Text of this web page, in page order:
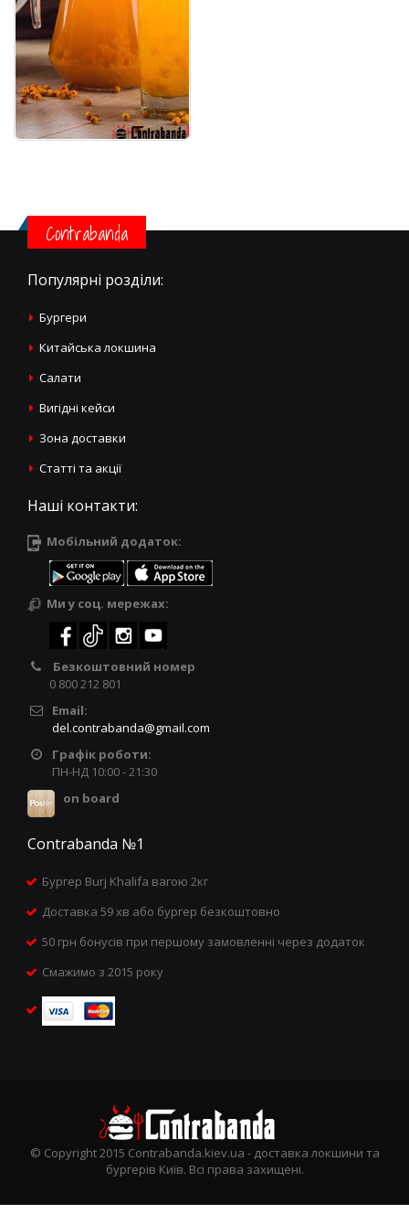
Contrabanda
Популярні розділи:
Бургери
Китайська локшина
Салати
Вигідні кейси
Зона доставки
Статті та акції
Наші контакти:
Мобільний додаток:
Ми у соц. мережах:
Безкоштовний номер
0 800 212 801
Email:
del.contrabanda@gmail.com
Графік роботи:
ПН-НД 10:00 - 21:30
on board
Contrabanda №1
Бургер Burj Khalifa вагою 2кг
Доставка 59 хв або бургер безкоштовно
50 грн бонусів при першому замовленні через додаток
Смажимо з 2015 року
© Copyright 2015 Contrabanda.kiev.ua - доставка локшини та
бургерів Київ. Всі права захищені.